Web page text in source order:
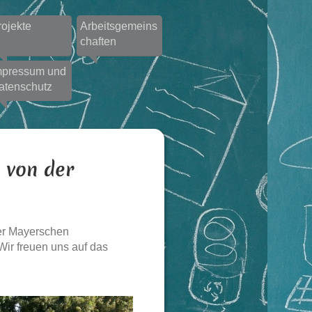
Arbeitsgemeins
chaften
und
von der
Mayerschen
freuen uns auf das